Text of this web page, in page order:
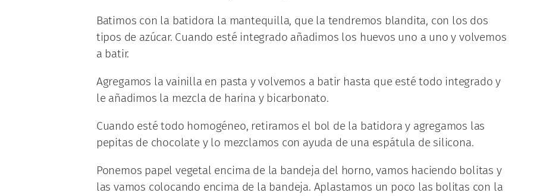
Batimos con la batidora la mantequilla, que la tendremos blandita, con los dos
tipos de azúcar. Cuando esté integrado añadimos los huevos uno a uno y volvemos
a batir.
Agregamos la vainilla en pasta y volvemos a batir hasta que esté todo integrado y
le añadimos la mezcla de harina y bicarbonato.
Cuando esté todo homogéneo, retiramos el bol de la batidora y agregamos las
pepitas de chocolate y lo mezclamos con ayuda de una espátula de silicona.
Ponemos papel vegetal encima de la bandeja del horno, vamos haciendo bolitas y
las vamos colocando encima de la bandeja. Aplastamos un poco las bolitas con la